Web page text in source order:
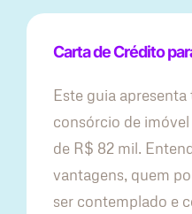
Carta de Crédito
Este guia
consórcio de
de R$ 82 mil.
vantagens, quem
ser contemplado e